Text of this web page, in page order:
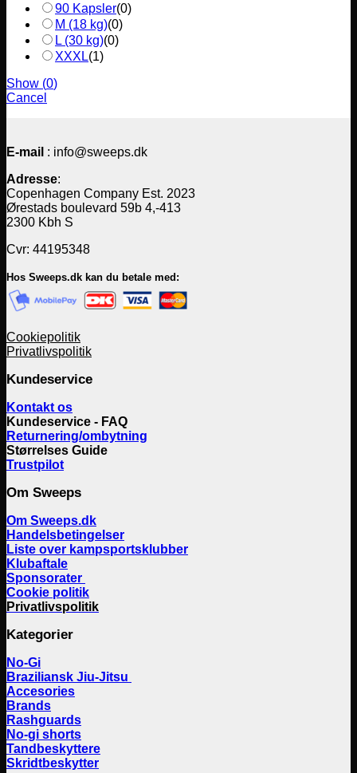
90 Kapsler(0)
M (18 kg)(0)
L (30 kg)(0)
XXXL(1)
Show (0)
Cancel
E-mail : info@sweeps.dk
Adresse:
Copenhagen Company Est. 2023
Ørestads boulevard 59b 4,-413
2300 Kbh S
Cvr: 44195348
Hos Sweeps.dk kan du betale med:
Cookiepolitik
Privatlivspolitik
Kundeservice
Kontakt os
Kundeservice - FAQ
Returnering/ombytning
Størrelses Guide
Trustpilot
Om Sweeps
Om Sweeps.dk
Handelsbetingelser
Liste over kampsportsklubber
Klubaftale
Sponsorater
Cookie politik
Privatlivspolitik
Kategorier
No-Gi
Braziliansk Jiu-Jitsu
Accesories
Brands
Rashguards
No-gi shorts
Tandbeskyttere
Skridtbeskytter